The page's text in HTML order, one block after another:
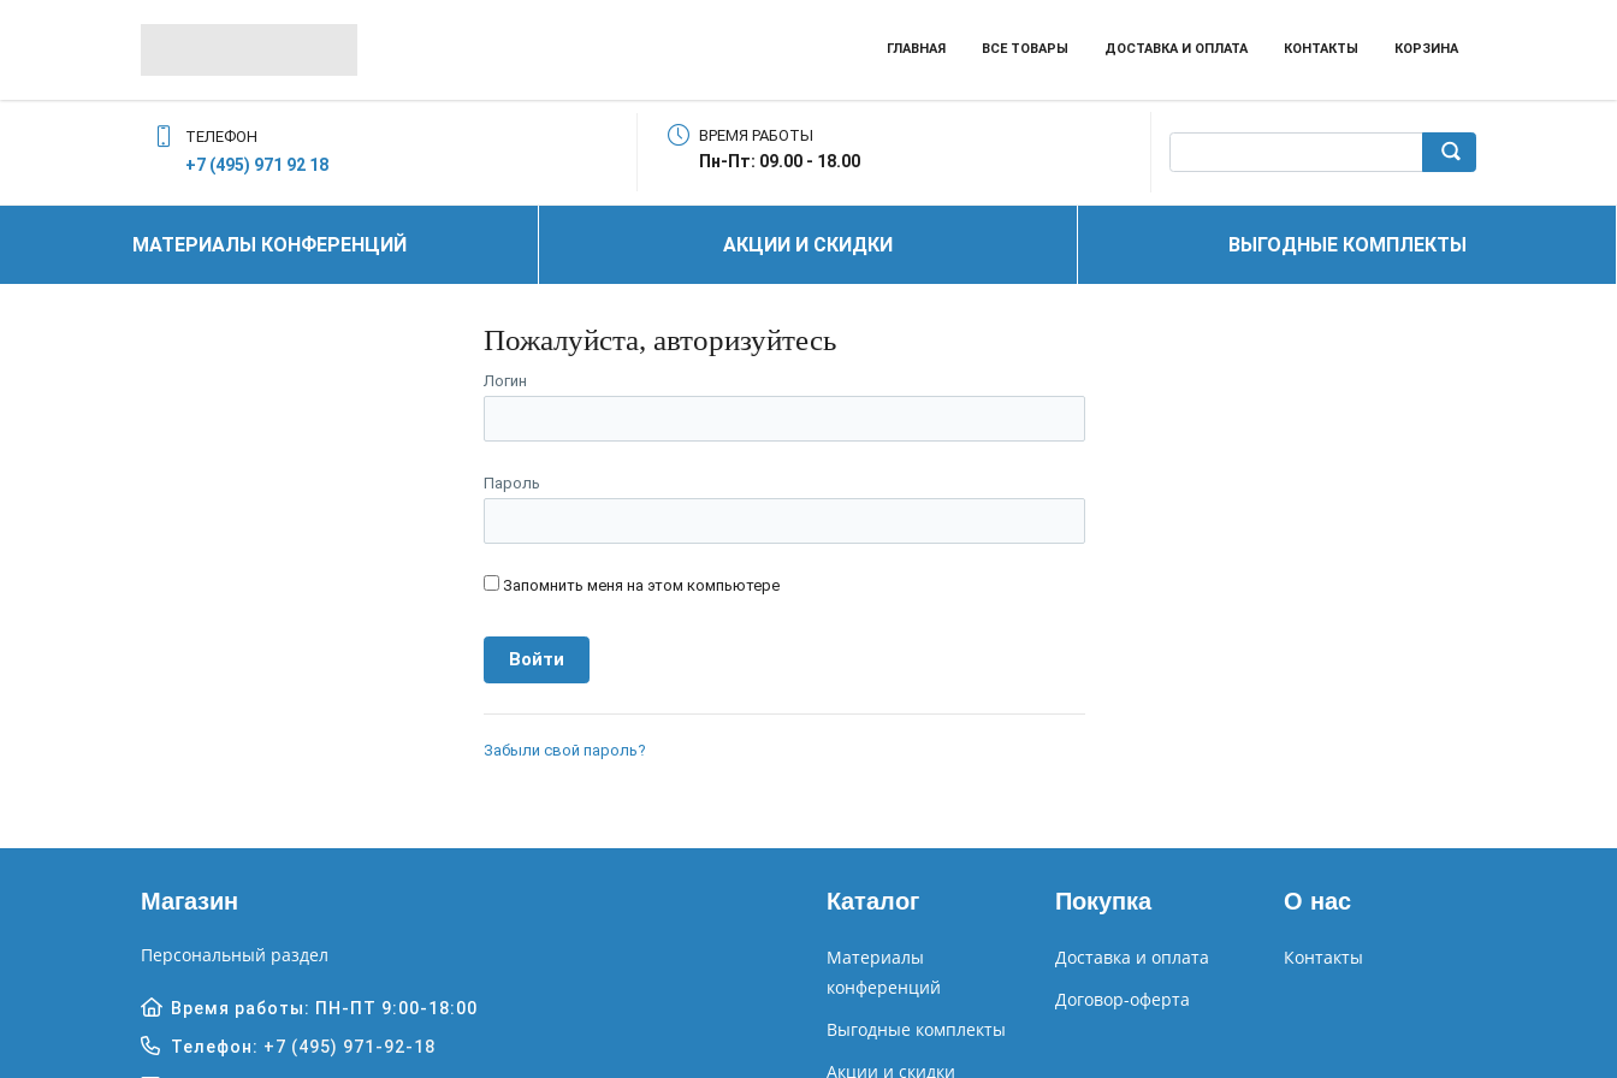
ГЛАВНАЯ ВСЕ ТОВАРЫ ДОСТАВКА И ОПЛАТА КОНТАКТЫ КОРЗИНА
ТЕЛЕФОН
+7 (495) 971 92 18
ВРЕМЯ РАБОТЫ
Пн-Пт: 09.00 - 18.00
МАТЕРИАЛЫ КОНФЕРЕНЦИЙ АКЦИИ И СКИДКИ ВЫГОДНЫЕ КОМПЛЕКТЫ
Пожалуйста, авторизуйтесь
Логин
Пароль
Запомнить меня на этом компьютере
Забыли свой пароль?
Магазин
Персональный раздел
Время работы: ПН-ПТ 9:00-18:00
Телефон: +7 (495) 971-92-18
Каталог
Материалы
конференций
Выгодные комплекты
Акции и скидки
Покупка
Доставка и оплата
Договор-оферта
О нас
Контакты